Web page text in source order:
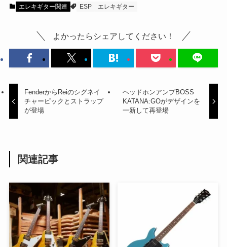
エレキギター関連 ESP エレキギター
よかったらシェアしてください！
FenderからReiのシグネイ
チャーピックとストラップ
が登場
ヘッドホンアンプBOSS
KATANA:GOがデザインを
一新して再登場
関連記事